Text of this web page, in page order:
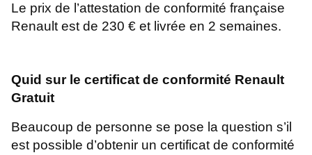
Le prix de l’attestation de conformité française
Renault est de 230 € et livrée en 2 semaines.
Quid sur le certificat de conformité Renault
Gratuit
Beaucoup de personne se pose la question s’il
est possible d’obtenir un certificat de conformité